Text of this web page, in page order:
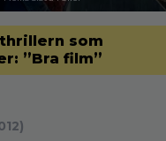
som
”Bra film”